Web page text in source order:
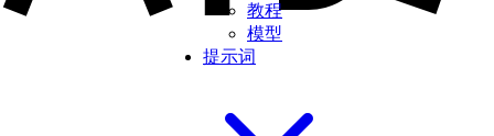
教程
模型
提示词